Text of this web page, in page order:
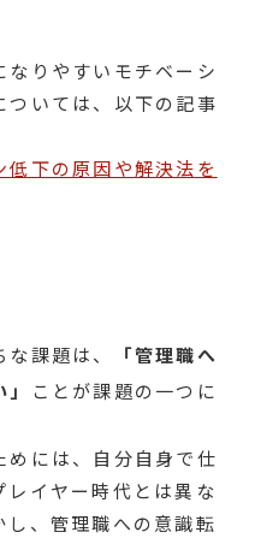
りやすいモチベーシ
ついては、以下の記事
下の原因や解決法を
課題は、
「管理職へ
ことが課題の一つに
には、自分自身で仕
イヤー時代とは異な
、管理職への意識転